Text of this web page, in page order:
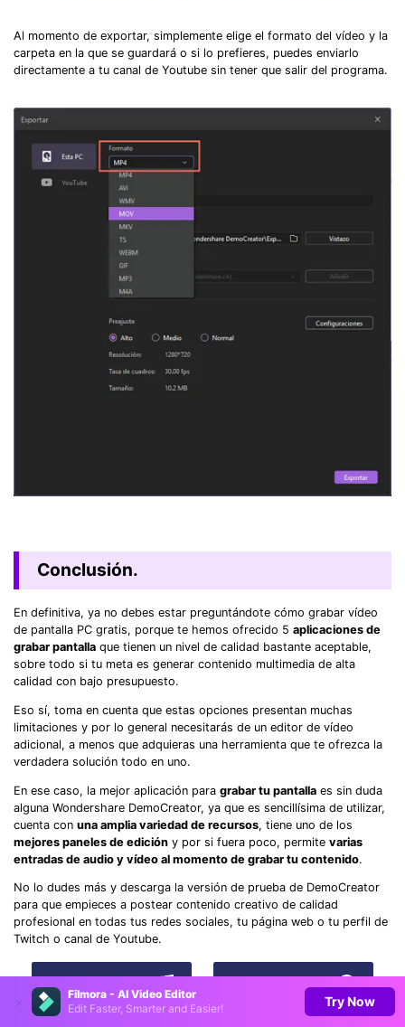
Filmora - AI Video Editor
Edit Faster, Smarter and Easier!
Try Now
Al momento de exportar, simplemente elige el formato del vídeo y la
carpeta en la que se guardará o si lo prefieres, puedes enviarlo
directamente a tu canal de Youtube sin tener que salir del programa.
Conclusión.
En definitiva, ya no debes estar preguntándote cómo grabar vídeo
de pantalla PC gratis, porque te hemos ofrecido 5 aplicaciones de
grabar pantalla que tienen un nivel de calidad bastante aceptable,
sobre todo si tu meta es generar contenido multimedia de alta
calidad con bajo presupuesto.
Eso sí, toma en cuenta que estas opciones presentan muchas
limitaciones y por lo general necesitarás de un editor de vídeo
adicional, a menos que adquieras una herramienta que te ofrezca la
verdadera solución todo en uno.
En ese caso, la mejor aplicación para grabar tu pantalla es sin duda
alguna Wondershare DemoCreator, ya que es sencillísima de utilizar,
cuenta con una amplia variedad de recursos, tiene uno de los
mejores paneles de edición y por si fuera poco, permite varias
entradas de audio y vídeo al momento de grabar tu contenido.
No lo dudes más y descarga la versión de prueba de DemoCreator
para que empieces a postear contenido creativo de calidad
profesional en todas tus redes sociales, tu página web o tu perfil de
Twitch o canal de Youtube.
Descarga Ahora Descarga Ahora